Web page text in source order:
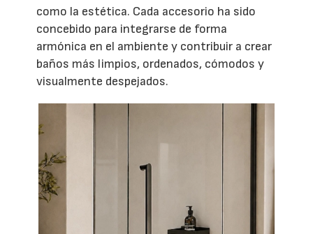
como la estética. Cada accesorio ha sido
concebido para integrarse de forma
armónica en el ambiente y contribuir a crear
baños más limpios, ordenados, cómodos y
visualmente despejados.